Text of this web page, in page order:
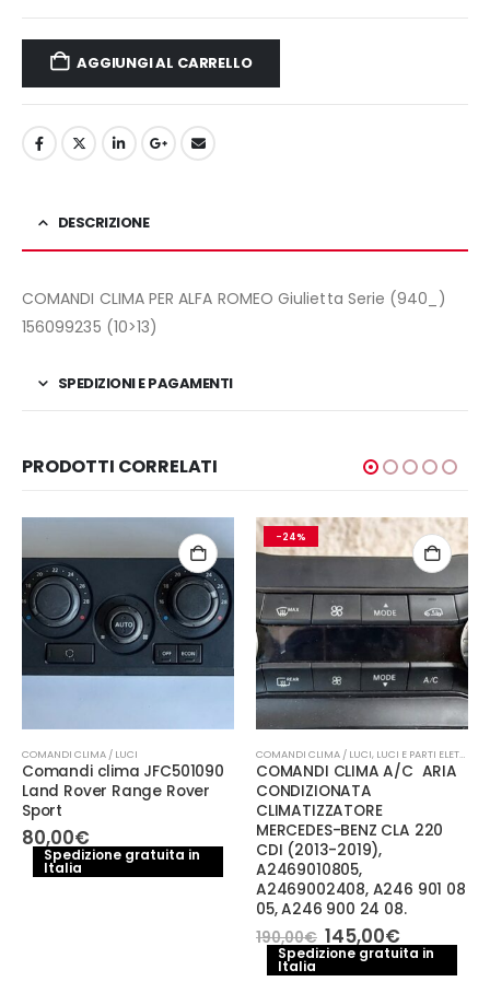
AGGIUNGI AL CARRELLO
DESCRIZIONE
COMANDI CLIMA PER ALFA ROMEO Giulietta Serie (940_)
156099235 (10>13)
SPEDIZIONI E PAGAMENTI
PRODOTTI CORRELATI
COMANDI CLIMA / LUCI
Comandi clima JFC501090
Land Rover Range Rover
Sport
80,00€
Spedizione gratuita in
Italia
-24%
COMANDI CLIMA / LUCI, LUCI E PARTI ELETTRICHE
COMANDI CLIMA A/C ARIA
CONDIZIONATA
CLIMATIZZATORE
MERCEDES-BENZ CLA 220
CDI (2013-2019),
A2469010805,
A2469002408, A246 901 08
05, A246 900 24 08.
190,00€ Il
prezzo
originale
145,00€Il
prezzo
attuale
Spedizione gratuita in
Italia